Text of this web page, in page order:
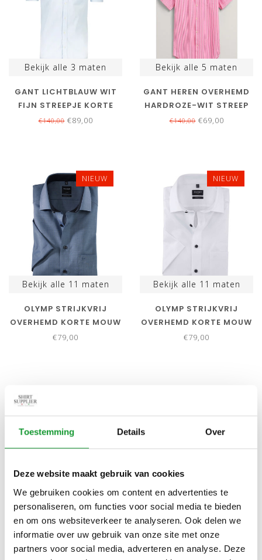
Toestemming Details Over
Deze website maakt gebruik van cookies
We gebruiken cookies om content en advertenties te
personaliseren, om functies voor social media te bieden
en om ons websiteverkeer te analyseren. Ook delen we
informatie over uw gebruik van onze site met onze
partners voor social media, adverteren en analyse. Deze
Bekijk alle 3 maten
GANT LICHTBLAUW WIT
FIJN STREEPJE KORTE
MOUW
€140,00€89,00
Bekijk alle 5 maten
GANT HEREN OVERHEMD
HARDROZE-WIT STREEP
KORTE MOUW
€140,00€69,00
NIEUW
Bekijk alle 11 maten
OLYMP STRIJKVRIJ
OVERHEMD KORTE MOUW
OLYMP DONKERBLAUW
€79,00
NIEUW
Bekijk alle 11 maten
OLYMP STRIJKVRIJ
OVERHEMD KORTE MOUW
OLYMP WIT STRUCTUUR
€79,00
Bekijk alle maten
OLYMP KORTE MOUW
OVERHEMD
DONKERBLAUW STRETCH
€79,00
Bekijk alle maten
OLYMP KORTE MOUW
OVERHEMD WIT STRETCH
€79,00